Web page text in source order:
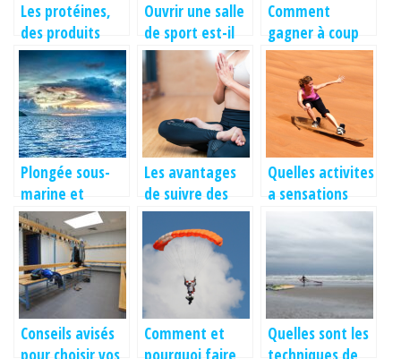
Les protéines,
des produits
également pour
femmes : Leurs
effets
Ouvrir une salle
de sport est-il
une bonne idée
Comment
gagner à coup
sur au paris
sportif ?
Plongée sous-
marine et
formation PADI
à Hyères
Les avantages
de suivre des
cours de yoga
virtuels en visio
Quelles activites
a sensations
fortes pratiquer
a Dubai ?
Conseils avisés
Comment et
Quelles sont les